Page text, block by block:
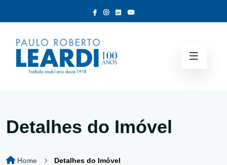
Detalhes do Imóvel
Home Detalhes do Imóvel